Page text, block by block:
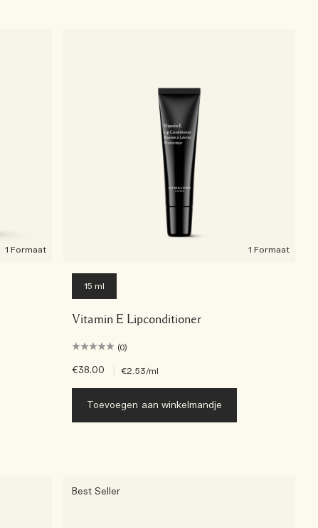
1 Formaat 1 Formaat
15 ml
Vitamin E Lipconditioner
(0)
€38.00 €2.53/ml
Toevoegen aan winkelmandje
Best Seller